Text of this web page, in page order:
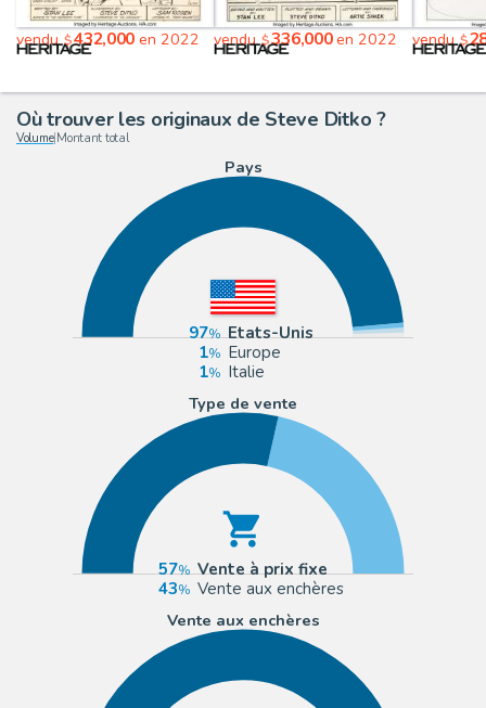
vendu$432,000 en 2022 vendu$336,000en 2022 vendu$
Où trouver les originaux de Steve Ditko ?
Volume| Montant total
Pays
97
Etats-Unis
1
Europe
1
Italie
Type de vente
57
Vente à prix fixe
43
Vente aux enchères
Vente aux enchères